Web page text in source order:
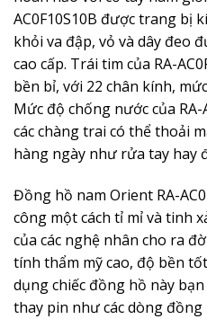
AC0F10S10B được trang bị
khỏi va đập, vỏ và dây đeo
cao cấp. Trái tim của RA-
bền bỉ, với 22 chân kính,
Mức độ chống nước của RA-
các chàng trai có thể thoải
hàng ngày như rửa tay hay
Đồng hồ nam Orient RA-
công một cách tỉ mỉ và tinh
của các nghệ nhân cho ra
tính thẩm mỹ cao, độ bền
dụng chiếc đồng hồ này
thay pin như các dòng đồng